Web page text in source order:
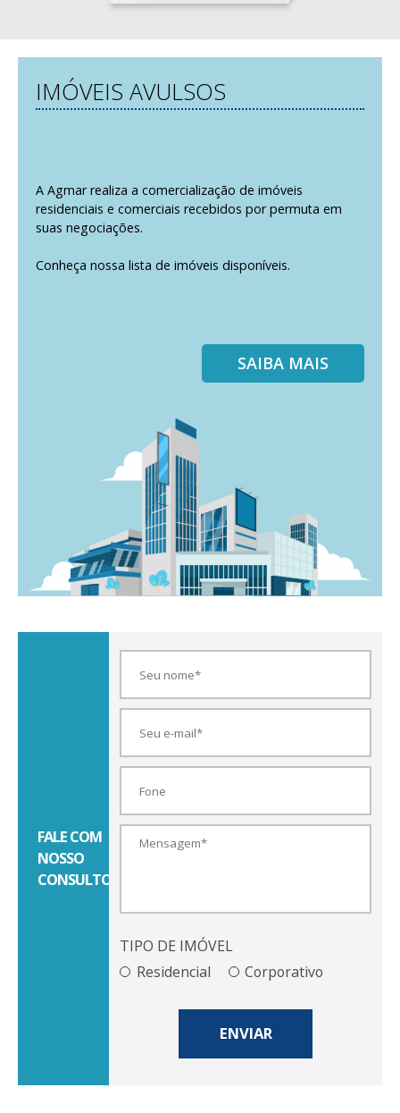
IMÓVEIS AVULSOS
A Agmar realiza a comercialização de imóveis
residenciais e comerciais recebidos por permuta em
suas negociações.
Conheça nossa lista de imóveis disponíveis.
SAIBA MAIS
FALE COM
NOSSO
CONSULTOR
TIPO DE IMÓVEL
Residencial
Corporativo
ENVIAR